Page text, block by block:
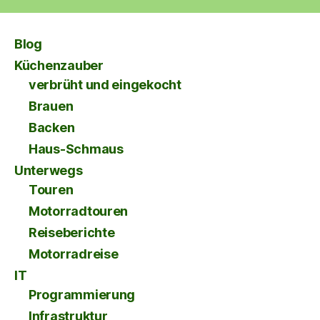
Blog
Küchenzauber
verbrüht und eingekocht
Brauen
Backen
Haus-Schmaus
Unterwegs
Touren
Motorradtouren
Reiseberichte
Motorradreise
IT
Programmierung
Infrastruktur